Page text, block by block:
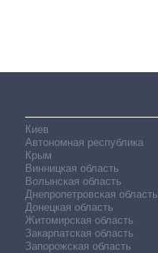
Киев
Автономная республика
Крым
Винницкая область
Волынская область
Днепропетровская область
Донецкая область
Житомирская область
Закарпатская область
Запорожская область